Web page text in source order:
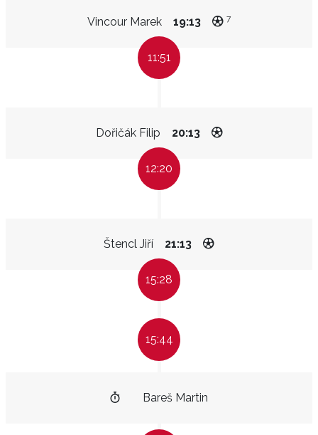
Vincour Marek 19:13 7
11:51
Dořičák Filip 20:13
12:20
Štencl Jiří 21:13
15:28
15:44
Bareš Martin